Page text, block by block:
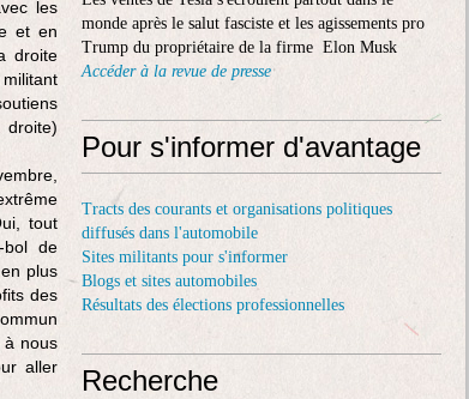
les
et en
droite
droite)
tout
bol de
plus
des
à nous
aller
monde après le salut fasciste et les agissements pro
Trump du propriétaire de la firme Elon Musk
Accéder à la revue de presse
Pour s'informer d'avantage
Tracts des courants et organisations politiques
diffusés dans l'automobile
Sites militants pour s'informer
Blogs et sites automobiles
Résultats des élections professionnelles
Recherche